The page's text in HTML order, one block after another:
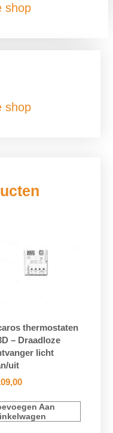
shop
shop
thermostaten
– Draadloze
licht
uit
Aan